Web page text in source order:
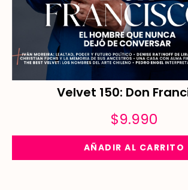
Velvet 150: Don
$9.990
AÑADIR AL CARRITO